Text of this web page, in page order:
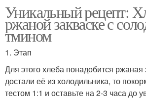
Уникальный рецепт:
ржаной закваске с
тмином
1. Этап
Для этого хлеба понадобится ржаная
достали её из холодильника, то
тестом 1:1 и оставьте на 2-3 часа до